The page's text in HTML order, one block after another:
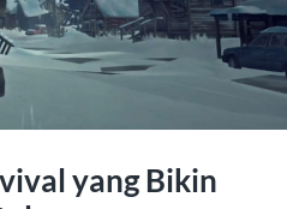
yang Bikin